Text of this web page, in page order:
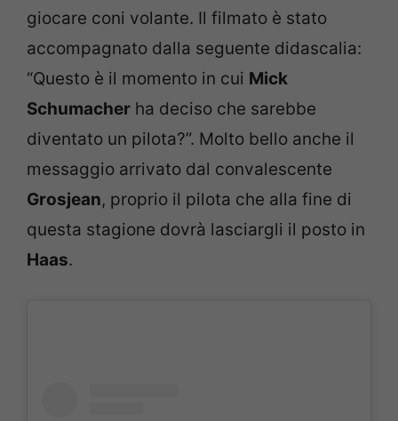
giocare coni volante. Il filmato è stato
accompagnato dalla seguente didascalia:
“Questo è il momento in cui Mick
Schumacher ha deciso che sarebbe
diventato un pilota?”. Molto bello anche il
messaggio arrivato dal convalescente
Grosjean, proprio il pilota che alla fine di
questa stagione dovrà lasciargli il posto in
Haas.